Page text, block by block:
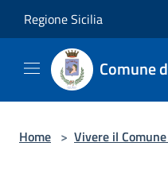
Regione Sicilia
Comune
Home > Vivere il Comune